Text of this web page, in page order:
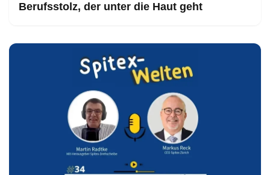
Berufsstolz, der unter die Haut geht